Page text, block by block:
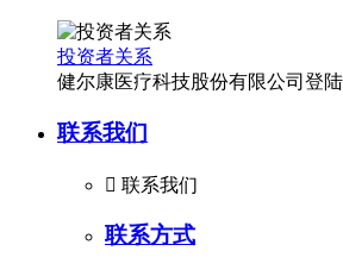
投资者关系
健尔康医疗科技股份有限公司登
联系我们
 联系我们
联系方式